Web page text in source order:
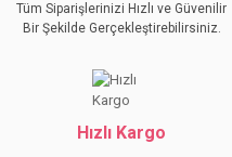
Tüm Siparişlerinizi Hızlı ve Güvenilir
Bir Şekilde Gerçekleştirebilirsiniz.
Hızlı Kargo